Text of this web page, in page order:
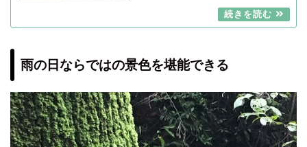
雨の日ならではの景色を堪能できる